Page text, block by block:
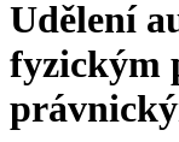
Udělení
fyzickým